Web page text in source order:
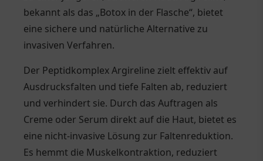
bekannt als das „Botox in der Flasche“, bietet
eine sichere und natürliche Alternative zu
invasiven Verfahren.
Der Peptidkomplex Argireline zielt effektiv auf
Ausdrucksfalten und tiefe Falten ab, reduziert
und verhindert sie. Durch das Auftragen als
Creme oder Serum direkt auf die Haut, bietet es
eine nicht-invasive Lösung zur Faltenreduktion.
Es hemmt die Muskelkontraktion, reduziert